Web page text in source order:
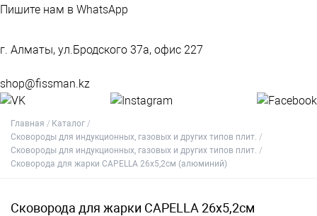
Пишите нам в WhatsApp
г. Алматы, ул.Бродского 37а, офис 227
shop@fissman.kz
Главная
Каталог
Сковороды для индукционных, газовых и других типов плит.
Сковороды для индукционных, газовых и других типов плит.
Сковорода для жарки CAPELLA 26x5,2см (алюминий)
Сковорода для жарки CAPELLA 26x5,2см